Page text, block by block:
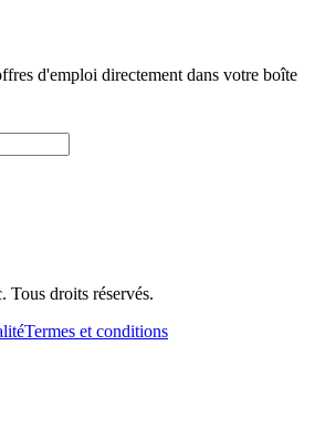
d'emploi directement dans votre boîte
Tous droits réservés.
Termes et conditions